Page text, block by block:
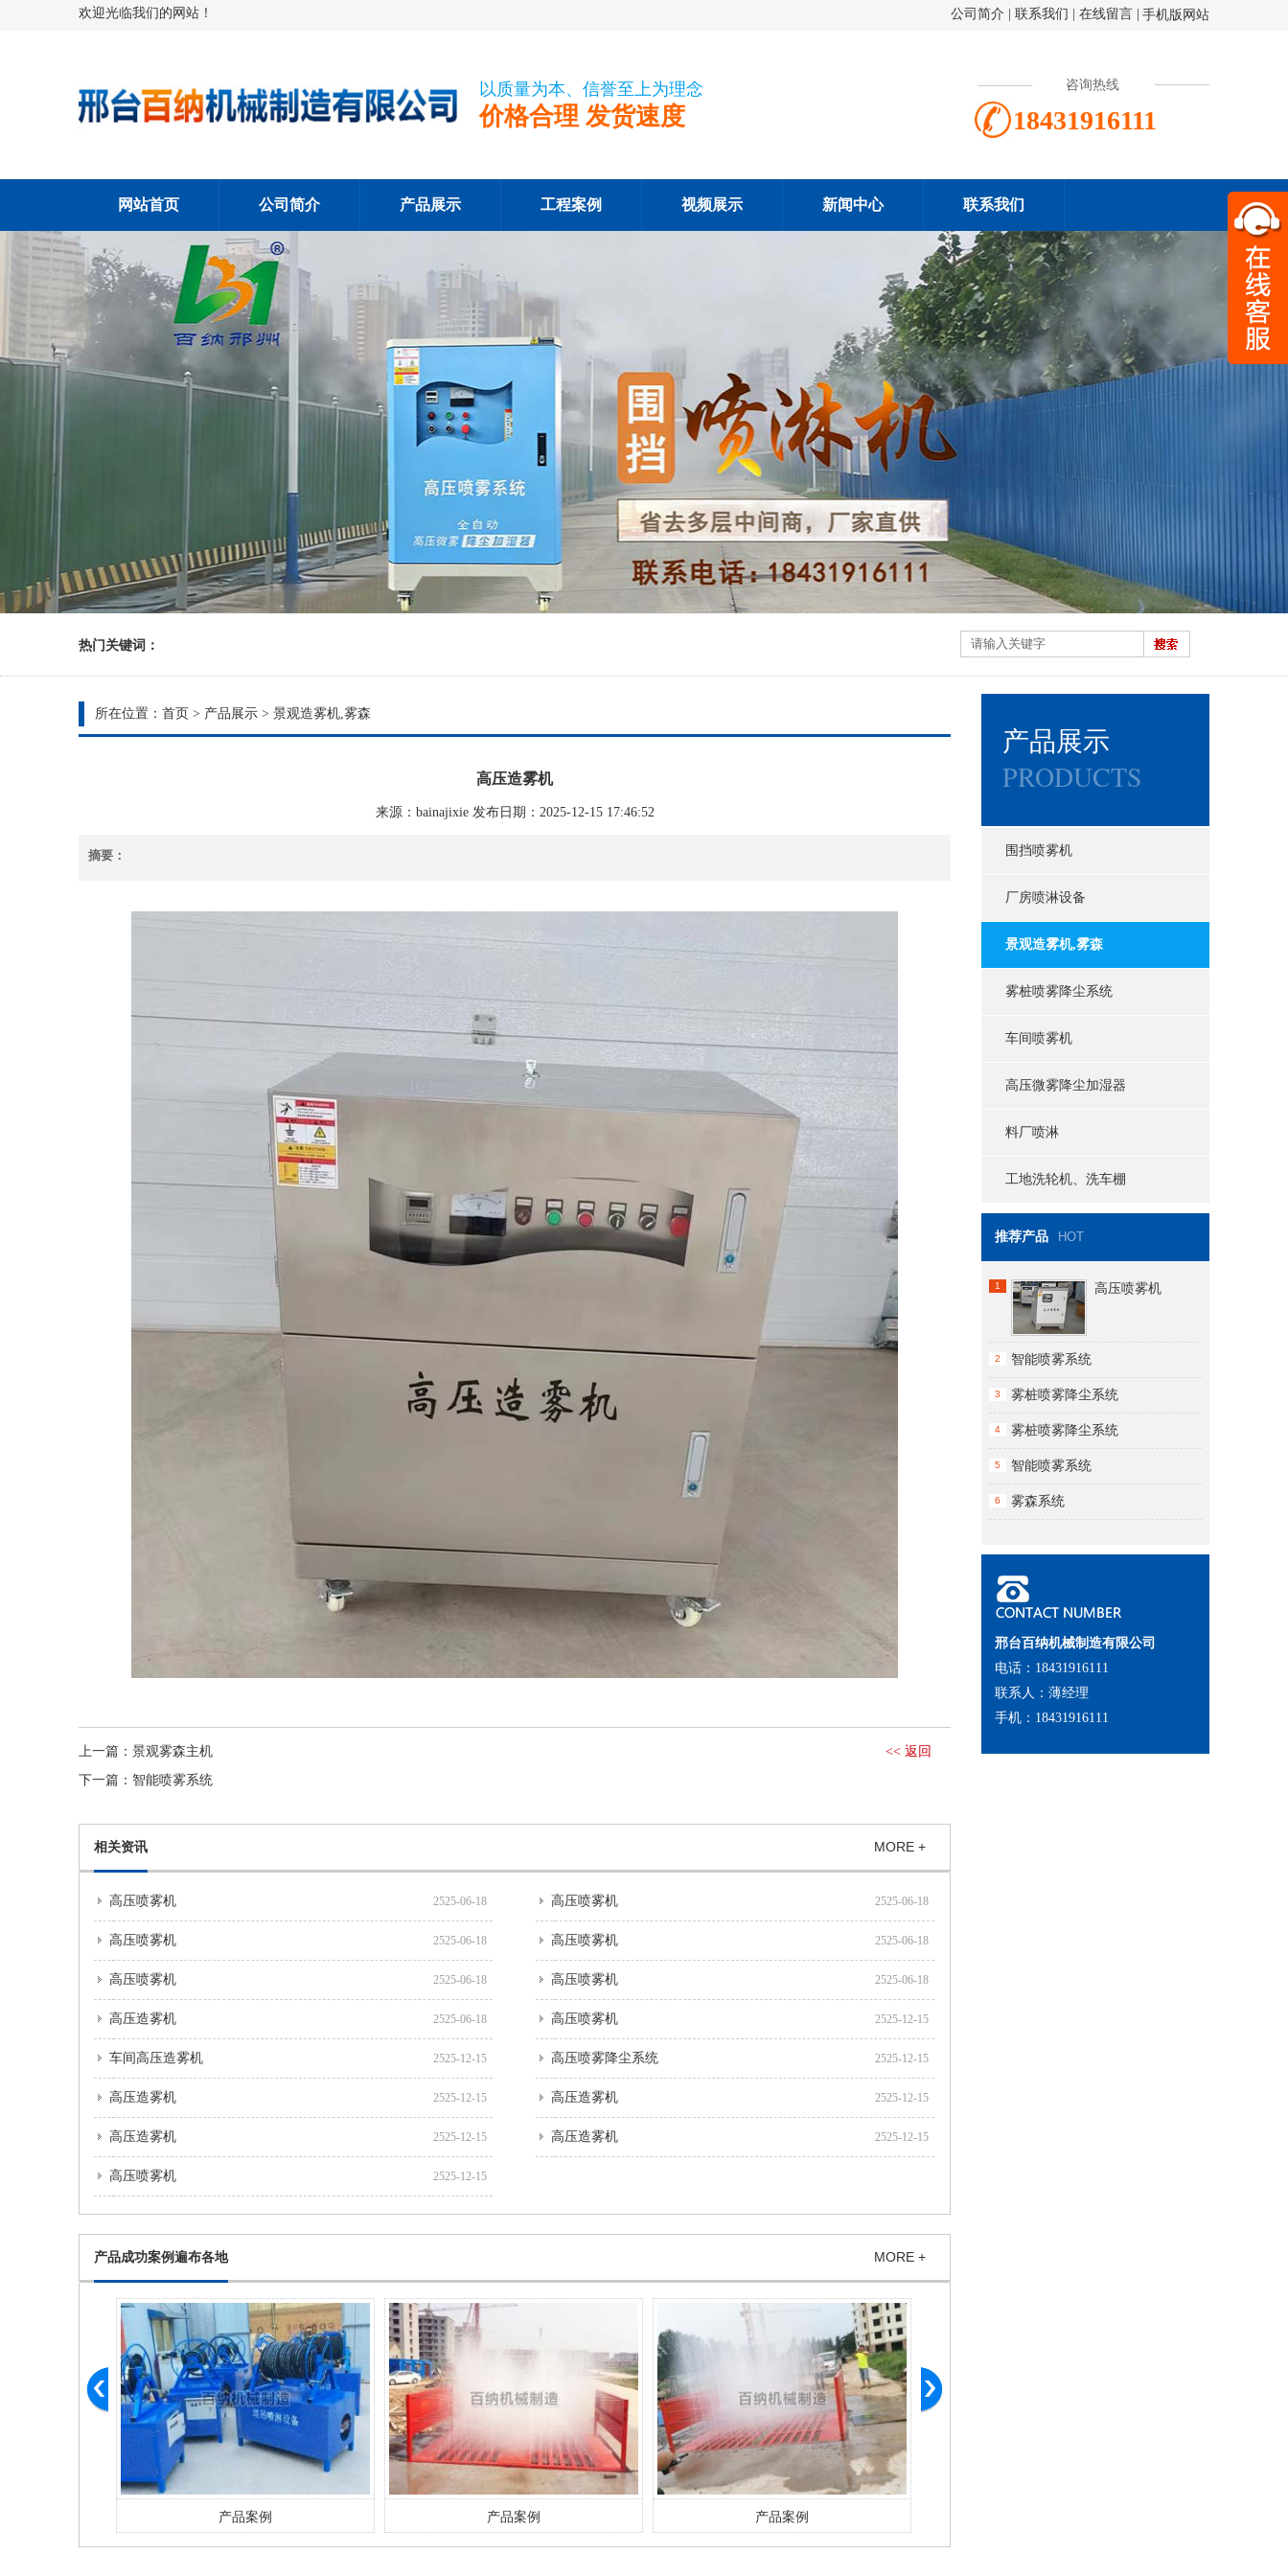
欢迎光临我们的网站！ 手机版网站
公司简介 联系我们 在线留言
以质量为本、信誉至上为理念
价格合理 发货速度
咨询热线
18431916111
网站首页 公司简介 产品展示 工程案例 视频展示 新闻中心 联系我们
热门关键词：
所在位置： 首页 > 产品展示 > 景观造雾机,雾森
高压造雾机
来源：bainajixie 发布日期：2025-12-15 17:46:52
摘要：
上一篇： 景观雾森主机
下一篇： 智能喷雾系统
<< 返回
相关资讯 MORE +
高压喷雾机 2525-06-18 高压喷雾机 2525-06-18
高压喷雾机 2525-06-18 高压喷雾机 2525-06-18
高压喷雾机 2525-06-18 高压喷雾机 2525-06-18
高压造雾机 2525-06-18 高压喷雾机 2525-12-15
车间高压造雾机 2525-12-15 高压喷雾降尘系统 2525-12-15
高压造雾机 2525-12-15 高压造雾机 2525-12-15
高压造雾机 2525-12-15 高压造雾机 2525-12-15
高压喷雾机 2525-12-15
产品成功案例遍布各地 MORE +
产品案例 产品案例 产品案例
产品展示
PRODUCTS
围挡喷雾机
厂房喷淋设备
景观造雾机,雾森
雾桩喷雾降尘系统
车间喷雾机
高压微雾降尘加湿器
料厂喷淋
工地洗轮机、洗车棚
推荐产品 HOT
1 高压喷雾机
2 智能喷雾系统
3 雾桩喷雾降尘系统
4 雾桩喷雾降尘系统
5 智能喷雾系统
6 雾森系统
邢台百纳机械制造有限公司
电话：18431916111
联系人：薄经理
手机：18431916111
扫一